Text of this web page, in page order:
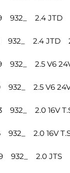
932_ 2.4 JTD
932_ 2.4 JTD
932_ 2.5 V6
932_ 2.5 V6
2.0 16V
2.0 16V
932_ 2.0 JTS